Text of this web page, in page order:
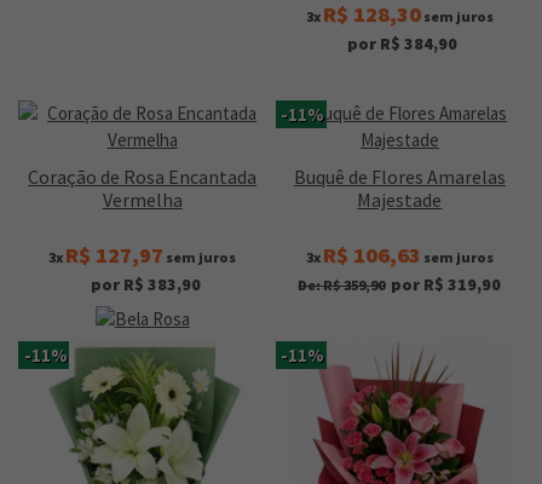
3x R$ 128,30sem juros
por R$ 384,90
Coração de Rosa Encantada
Vermelha
3x R$ 127,97 sem juros
por R$ 383,90
-11%
Buquê de Flores Amarelas
Majestade
3x R$ 106,63 sem juros
De: R$ 359,90 por R$ 319,90
-11% -11%